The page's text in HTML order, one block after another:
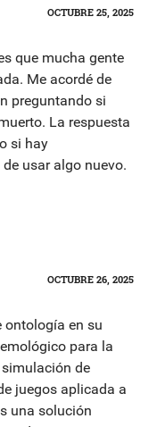
OCTUBRE 25, 2025
que mucha gente
Me acordé de
preguntando si
La respuesta
si hay
usar algo nuevo.
OCTUBRE 26, 2025
ontología en su
para la
de
juegos aplicada a
una solución